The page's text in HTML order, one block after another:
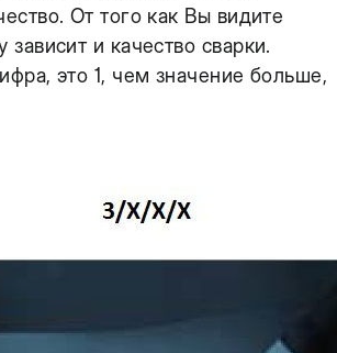
От того как Вы видите
зависит и качество сварки.
это 1, чем значение больше,